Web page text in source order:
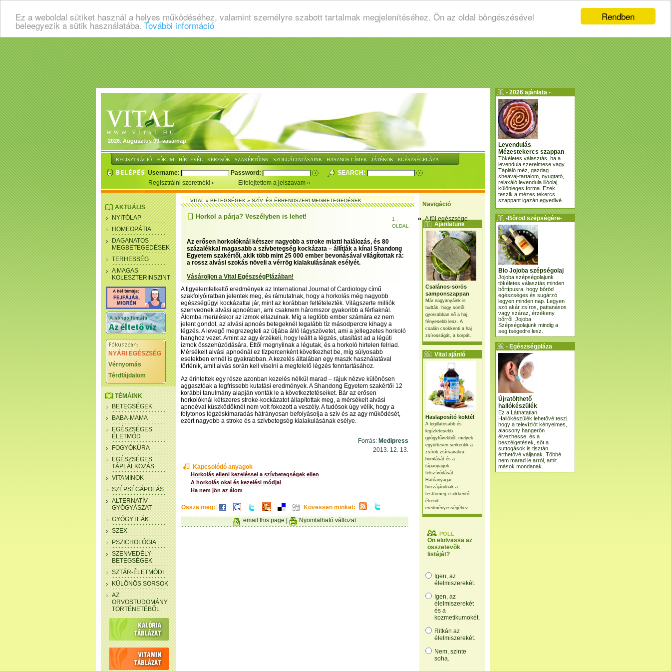
Rendben
Ez a weboldal sütiket használ a helyes működéséhez, valamint személyre szabott tartalmak megjelenítéséhez. Ön az oldal böngészésével
beleegyezik a sütik használatába. További információ
2026. Augusztus 09. vasárnap
REGISZTRÁCIÓ : FÓRUM : HÍRLEVÉL : KERESŐK : SZAKÉRTŐINK : SZOLGÁLTATÁSAINK : HASZNOS CÍMEK : JÁTÉKOK : EGÉSZSÉGPLÁZA
Username: Password:
SEARCH:
Regisztrálni szeretnék!
Elfelejtettem a jelszavam
Navigáció
A fül egészsége
Ajánlatunk
Csalános-sörös
samponszappan
Már nagyanyáink is
tudták, hogy sörtől
gyorsabban nő a haj,
fényesebb lesz. A
csalán csökkenti a haj
zsírosságát, a korpát.
Vital ajánló
Haslaposító koktél
A legillatosabb és
legízletesebb
gyógyfűvekből, melyek
együttesen serkentik a
zsírok zsírsavakra
bomlását és a
tápanyagok
felszívódását.
Hatóanyagai
hozzájárulnak a
testtömeg csökkentő
étrend
eredményességéhez.
POLL
Ön elolvassa az
összetevők
listáját?
Igen, az
élelmiszerekét.
Igen, az
élelmiszerekét
és a
kozmetikumokét.
Ritkán az
élelmiszerekét.
Nem, szinte
soha.
AKTUÁLIS
NYITÓLAP
HOMEOPÁTIA
DAGANATOS
MEGBETEGEDÉSEK
TERHESSÉG
A MAGAS
KOLESZTERINSZINT
NYÁRI EGÉSZSÉG
Vérnyomás
Térdfájdalom
TÉMÁINK
BETEGSÉGEK
BABA-MAMA
EGÉSZSÉGES
ÉLETMÓD
FOGYÓKÚRA
EGÉSZSÉGES
TÁPLÁLKOZÁS
VITAMINOK
SZÉPSÉGÁPOLÁS
ALTERNATÍV
GYÓGYÁSZAT
GYÓGYTEÁK
SZEX
PSZICHOLÓGIA
SZENVEDÉLY-
BETEGSÉGEK
SZTÁR-ÉLETMÓDI
KÜLÖNÖS SORSOK
AZ
ORVOSTUDOMÁNY
TÖRTÉNETÉBŐL
VITAL»BETEGSÉGEK»SZÍV- ÉS ÉRRENDSZERI MEGBETEGEDÉSEK
Horkol a párja? Veszélyben is lehet!
1 .
OLDAL
Az erősen horkolóknál kétszer nagyobb a stroke miatti halálozás, és 80
százalékkal magasabb a szívbetegség kockázata – állítják a kínai Shandong
Egyetem szakértői, akik több mint 25 000 ember bevonásával világítottak rá:
a rossz alvási szokás növeli a vérrög kialakulásának esélyét.
Vásároljon a Vital EgészségPlázában!
A figyelemfelkeltő eredmények az International Journal of Cardiology című
szakfolyóiratban jelentek meg, és rámutatnak, hogy a horkolás még nagyobb
egészségügyi kockázattal jár, mint az korábban feltételezték. Világszerte milliók
szenvednek alvási apnoéban, ami csaknem háromszor gyakoribb a férfiaknál.
Álomba merüléskor az izmok ellazulnak. Míg a legtöbb ember számára ez nem
jelent gondot, az alvási apnoés betegeknél legalább tíz másodpercre kihagy a
légzés. A levegő megrezegteti az útjába álló lágyszövetet, ami a jellegzetes horkoló
hanghoz vezet. Amint az agy érzékeli, hogy leállt a légzés, utasítást ad a légúti
izmok összehúzódására. Ettől megnyílnak a légutak, és a horkoló hirtelen felriad.
Mérsékelt alvási apnoénál ez tízpercenként következhet be, míg súlyosabb
esetekben ennél is gyakrabban. A kezelés általában egy maszk használatával
történik, amit alvás során kell viselni a megfelelő légzés fenntartásához.
Az érintettek egy része azonban kezelés nélkül marad – rájuk nézve különösen
aggasztóak a legfrissebb kutatási eredmények. A Shandong Egyetem szakértői 12
korábbi tanulmány alapján vonták le a következtetéseiket. Bár az erősen
horkolóknál kétszeres stroke-kockázatot állapítottak meg, a mérsékelt alvási
apnoéval küszködőknél nem volt fokozott a veszély. A tudósok úgy vélik, hogy a
folytonos légzéskimaradás hátrányosan befolyásolja a szív és az agy működését,
ezért nagyobb a stroke és a szívbetegség kialakulásának esélye.
Forrás: Medipress
2013. 12. 13.
Kapcsolódó anyagok
Horkolás elleni kezeléssel a szívbetegségek ellen
A horkolás okai és kezelési módjai
Ha nem jön az álom
Ossza meg:
Kövessen minket:
email this page
Nyomtatható változat
- 2026 ajánlata -
Levendulás
Mézestekercs szappan
Tökéletes választás, ha a
levendula szerelmese vagy.
Tápláló méz, gazdag
sheavaj-tartalom, nyugtató,
relaxáló levendula illóolaj,
különleges forma. Ezek
teszik a mézes tekercs
szappant igazán egyedivé.
-Bőröd szépségére-
Bio Jojoba szépségolaj
Jojoba szépségolajunk
tökéletes választás minden
bőrtípusra, hogy bőröd
egészséges és sugárzó
legyen minden nap. Legyen
szó akár zsíros, pattanásos
vagy száraz, érzékeny
bőrről, Jojoba
Szépségolajunk mindig a
segítségedre lesz.
- Egészségpláza
ajánlatunk -
Újratölthető
hallókészülék
Ez a Láthatatlan
Hallókészülék lehetővé teszi,
hogy a televíziót kényelmes,
alacsony hangerőn
élvezhesse, és a
beszélgetések, sőt a
suttogások is tisztán
érthetővé váljanak. Többé
nem marad le arról, amit
mások mondanak.